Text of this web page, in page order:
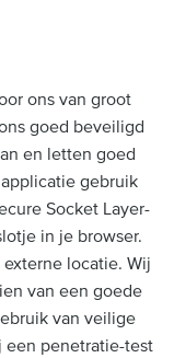
ons van groot
goed beveiligd
en letten goed
gebruik
Socket Layer-
in je browser.
locatie. Wij
van een goede
van veilige
penetratie-test